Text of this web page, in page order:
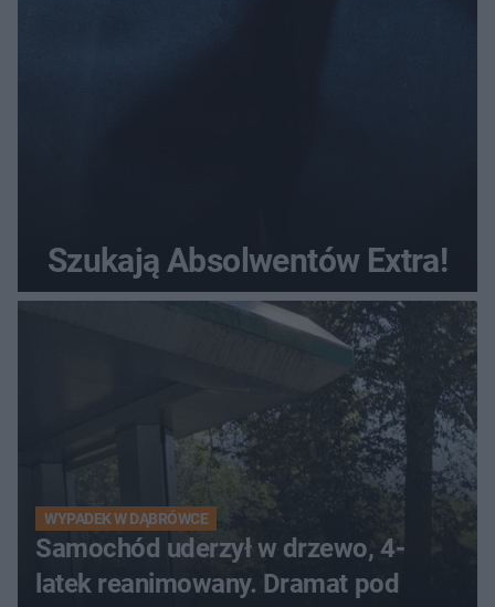
Szukają Absolwentów Extra!
WYPADEK W DĄBRÓWCE
Samochód uderzył w drzewo, 4-
latek reanimowany. Dramat pod